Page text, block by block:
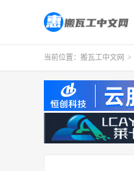
当前位置： 搬瓦工中文网 >